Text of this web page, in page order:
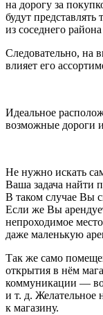
на дорогу за
будут
из соседнего
Следовательно, на
влияет его
Идеальное
возможные дороги
Не нужно искать
Ваша задача найти
В таком случае Вы
Если же Вы
непроходимое
даже маленькую
Так же само
открытия в нём
коммуникации —
и т. д. Желательное
к магазину.